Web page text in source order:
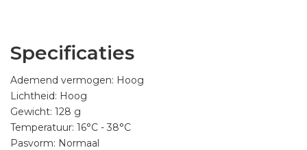
Specificaties
Ademend vermogen: Hoog
Lichtheid: Hoog
Gewicht: 128 g
Temperatuur: 16°C - 38°C
Pasvorm: Normaal